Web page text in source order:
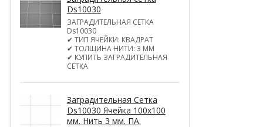
Ds10030
ЗАГРАДИТЕЛЬНАЯ СЕТКА
Ds10030
✔ ТИП ЯЧЕЙКИ: КВАДРАТ
✔ ТОЛЩИНА НИТИ: 3 ММ
✔ КУПИТЬ ЗАГРАДИТЕЛЬНАЯ
СЕТКА
Заградительная Сетка
Ds10030 Ячейка 100х100
мм. Нить 3 мм. ПА.